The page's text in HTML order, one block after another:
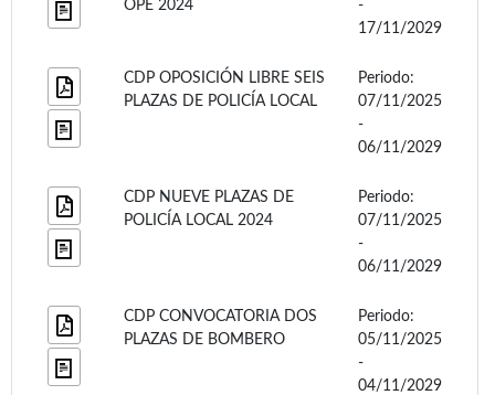
OPE 2024
-
17/11/2029
CDP OPOSICIÓN LIBRE SEIS
PLAZAS DE POLICÍA LOCAL
Periodo:
07/11/2025
-
06/11/2029
CDP NUEVE PLAZAS DE
POLICÍA LOCAL 2024
Periodo:
07/11/2025
-
06/11/2029
CDP CONVOCATORIA DOS
PLAZAS DE BOMBERO
Periodo:
05/11/2025
-
04/11/2029